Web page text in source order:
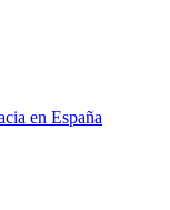
en España